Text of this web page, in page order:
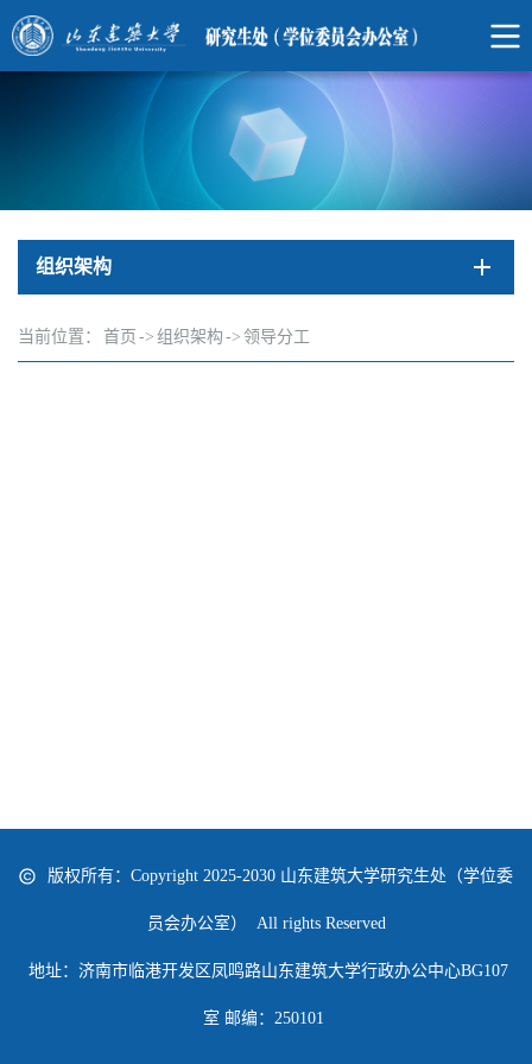
组织架构
当前位置： 首页 -> 组织架构 -> 领导分工
版权所有：Copyright 2025-2030 山东建筑大学研究生处（学位委
员会办公室） All rights Reserved
地址：济南市临港开发区凤鸣路山东建筑大学行政办公中心BG107
室 邮编：250101